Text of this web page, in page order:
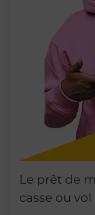
Le prêt de
casse ou vol